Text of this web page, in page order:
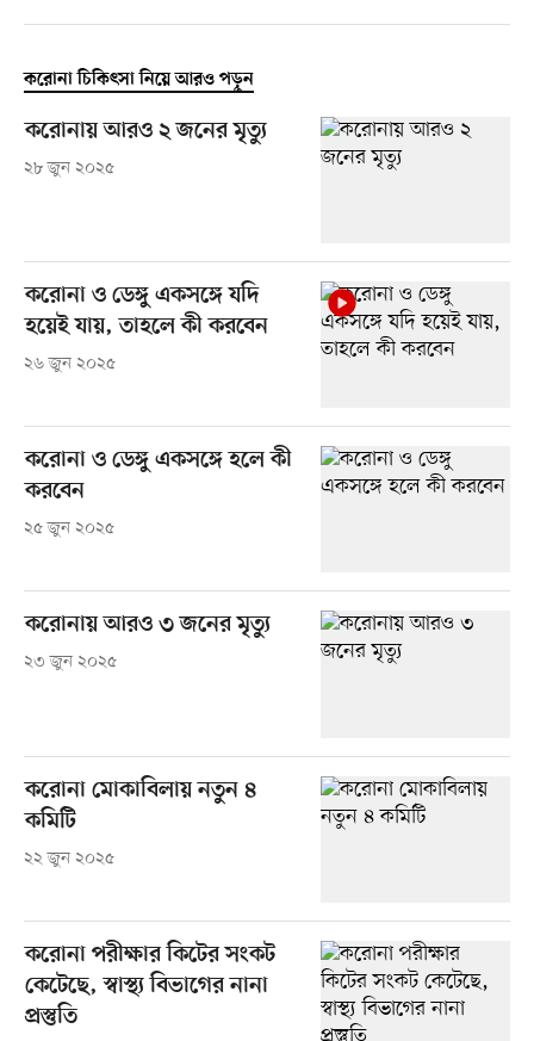
করোনা চিকিৎসা নিয়ে আরও পড়ুন
করোনায় আরও ২ জনের মৃত্যু
২৮ জুন ২০২৫
করোনা ও ডেঙ্গু একসঙ্গে যদি
হয়েই যায়, তাহলে কী করবেন
২৬ জুন ২০২৫
করোনা ও ডেঙ্গু একসঙ্গে হলে কী
করবেন
২৫ জুন ২০২৫
করোনায় আরও ৩ জনের মৃত্যু
২৩ জুন ২০২৫
করোনা মোকাবিলায় নতুন ৪
কমিটি
২২ জুন ২০২৫
করোনা পরীক্ষার কিটের সংকট
কেটেছে, স্বাস্থ্য বিভাগের নানা
প্রস্তুতি